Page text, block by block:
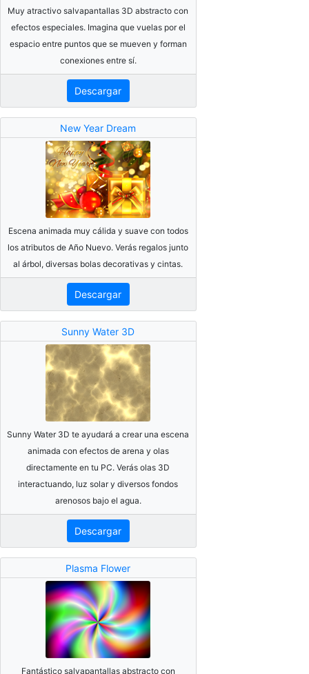
Muy atractivo salvapantallas 3D abstracto con
efectos especiales. Imagina que vuelas por el
espacio entre puntos que se mueven y forman
conexiones entre sí.
Descargar
New Year Dream
Escena animada muy cálida y suave con todos
los atributos de Año Nuevo. Verás regalos junto
al árbol, diversas bolas decorativas y cintas.
Descargar
Sunny Water 3D
Sunny Water 3D te ayudará a crear una escena
animada con efectos de arena y olas
directamente en tu PC. Verás olas 3D
interactuando, luz solar y diversos fondos
arenosos bajo el agua.
Descargar
Plasma Flower
Fantástico salvapantallas abstracto con